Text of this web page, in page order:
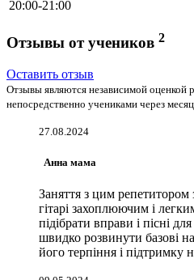
20:00-21:00
Отзывы от учеников 2
Оставить отзыв
Отзывы являются независимой оценкой
непосредственно учениками через месяц
27.08.2024
Анна мама
Заняття з цим
гітарі захоплюючим і
підібрати вправи і пісні
швидко розвинути базові
його терпіння і підтримку